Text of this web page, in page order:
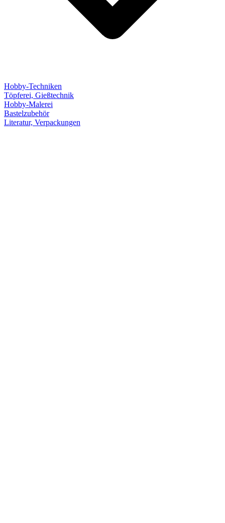
Hobby-Techniken
Töpferei, Gießtechnik
Hobby-Malerei
Bastelzubehör
Literatur, Verpackungen